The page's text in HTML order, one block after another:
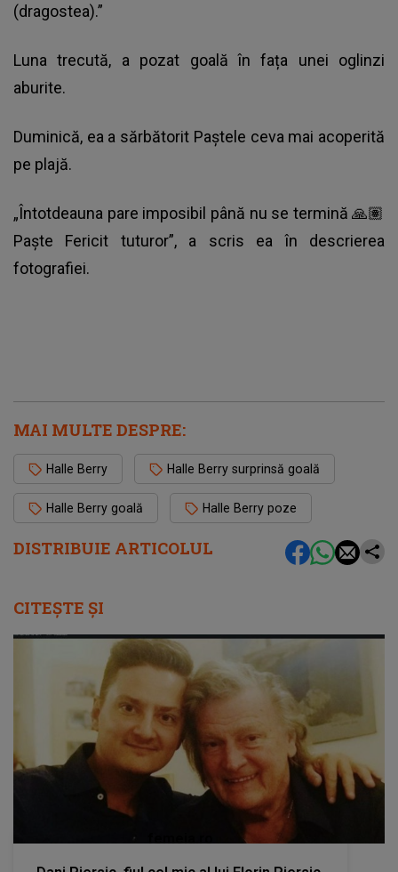
DISTRIBUIE ARTICOLUL
(dragostea).”
Luna trecută, a pozat goală în fața unei oglinzi
aburite.
Duminică, ea a sărbătorit Paștele ceva mai acoperită
pe plajă.
„Întotdeauna pare imposibil până nu se termină 🙏🏽
Paște Fericit tuturor”, a scris ea în descrierea
fotografiei.
MAI MULTE DESPRE:
Halle Berry Halle Berry surprinsă goală
Halle Berry goală Halle Berry poze
CITEȘTE ȘI